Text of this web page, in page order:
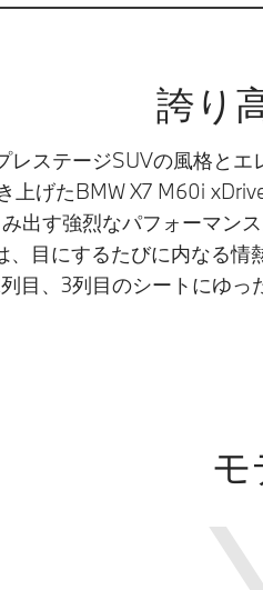
誇り
レステージSUVの風格と
上げたBMW X7 M60i
み出す強烈なパフォーマン
、目にするたびに内なる情
目、3列目のシートにゆっ